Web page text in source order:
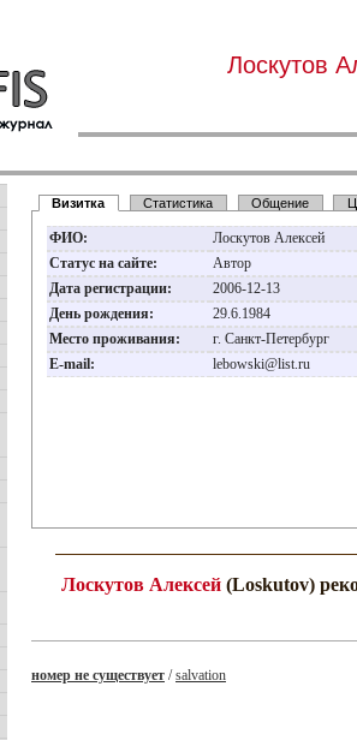
Лоскутов
Визитка Статистика Общение
ФИО:
Лоскутов Алексей
Статус на сайте:
Автор
Дата регистрации:
2006-12-13
День рождения:
29.6.1984
Место проживания:
г. Санкт-Петербург
E-mail:
lebowski@list.ru
Лоскутов Алексей (Loskutov)
номер не существует /salvation